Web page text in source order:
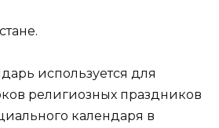
используется для
религиозных праздников
календаря в